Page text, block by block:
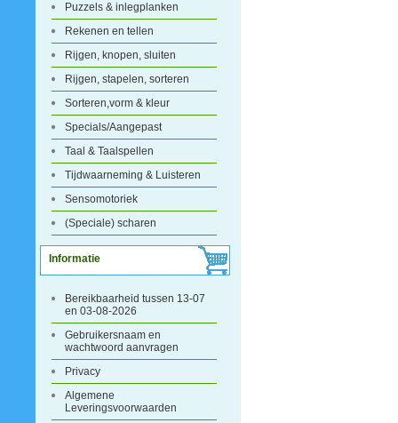
Puzzels & inlegplanken
Rekenen en tellen
Rijgen, knopen, sluiten
Rijgen, stapelen, sorteren
Sorteren,vorm & kleur
Specials/Aangepast
Taal & Taalspellen
Tijdwaarneming & Luisteren
Sensomotoriek
(Speciale) scharen
Informatie
Bereikbaarheid tussen 13-07
en 03-08-2026
Gebruikersnaam en
wachtwoord aanvragen
Privacy
Algemene
Leveringsvoorwaarden